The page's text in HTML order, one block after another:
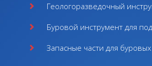
Геологоразведочный
Буровой инструмент для
Запасные части для буровых